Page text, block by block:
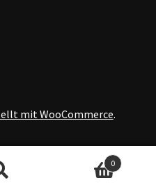
mit WooCommerce.
0